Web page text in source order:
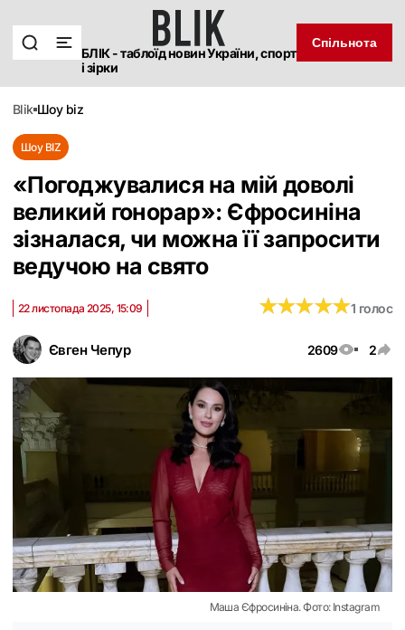
БЛІК - таблоїд новин України, спорт
і зірки
Спільнота
blik шоу biz
Шоу BIZ
«Погоджувалися на мій доволі
великий гонорар»: Єфросиніна
зізналася, чи можна її запросити
ведучою на свято
Євген Чепур 2609 2
22 листопада 2025, 15:09 ★★★★★
★★★★★1 голос
Маша Єфросиніна. Фото: Instagram